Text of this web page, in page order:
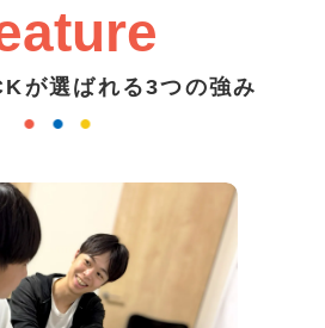
が選ばれる3つの強み